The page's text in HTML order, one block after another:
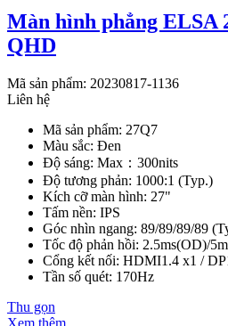
Màn hình phẳng ELSA
QHD
Mã sản phẩm: 20230817-1136
Liên hệ
Mã sản phẩm: 27Q7
Màu sắc: Đen
Độ sáng: Max：300nits
Độ tương phản: 1000:1 (Typ.)
Kích cỡ màn hình: 27"
Tấm nền: IPS
Góc nhìn ngang: 89/89/89/89
Tốc độ phản hồi: 2.5ms(OD)/
Cổng kết nối: HDMI1.4 x1 /
Tần số quét: 170Hz
Thu gọn
Xem thêm